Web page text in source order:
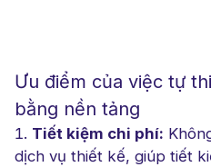
Ưu điểm của việc tự
bằng nền tảng
Tiết kiệm chi phí:
dịch vụ thiết kế, giúp tiết